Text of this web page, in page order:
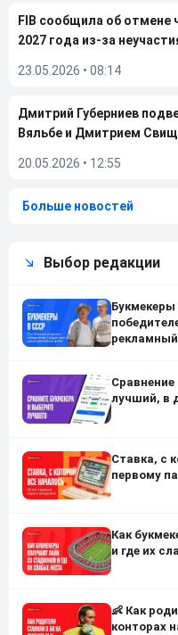
FIB сообщила об отмене
2027 года из-за
23.05.2026 • 08:14
Дмитрий Губерниев
Вяльбе и Дмитрием
20.05.2026 • 12:55
Больше новостей
Выбор редакции
Сравнение
лучший, в
Ставка, с
первому
Как
и где их
👶 Как
конторах